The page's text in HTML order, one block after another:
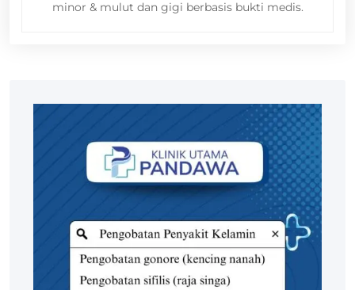
minor & mulut dan gigi berbasis bukti medis.